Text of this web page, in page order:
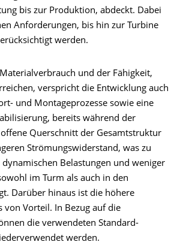
bis zur Produktion, abdeckt. Dabei
Anforderungen, bis hin zur Turbine
werden.
und der Fähigkeit,
verspricht die Entwicklung auch
und Montageprozesse sowie eine
bereits während der
Querschnitt der Gesamtstruktur
Strömungswiderstand, was zu
Belastungen und weniger
im Turm als auch in den
Darüber hinaus ist die höhere
von Vorteil. In Bezug auf die
die verwendeten Standard-
werden.